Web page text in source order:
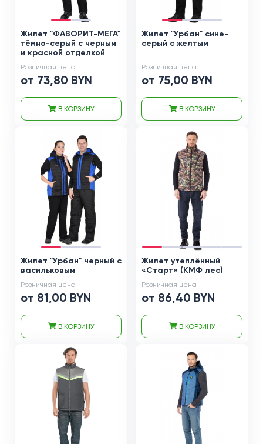
Жилет "ФАВОРИТ-МЕГА"
тёмно-серый с черным
и красной отделкой
Розничная цена
от 73,80 BYN
В КОРЗИНУ
Жилет "Урбан" сине-
серый с желтым
Розничная цена
от 75,00 BYN
В КОРЗИНУ
Жилет "Урбан" черный с
васильковым
Розничная цена
от 81,00 BYN
В КОРЗИНУ
Жилет утеплённый
«Старт» (КМФ лес)
Розничная цена
от 86,40 BYN
В КОРЗИНУ